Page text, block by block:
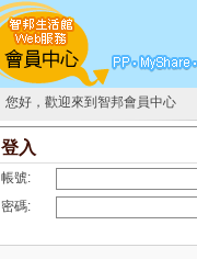
您好，歡迎來到智邦會員中心
登入
帳號:
密碼: